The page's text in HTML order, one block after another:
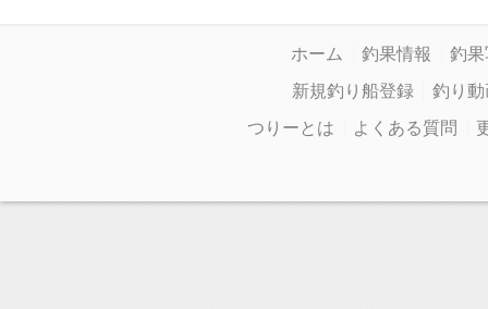
ホーム 釣果情報
釣
新規釣り船登録
釣り動
つりーとは
よくある質問